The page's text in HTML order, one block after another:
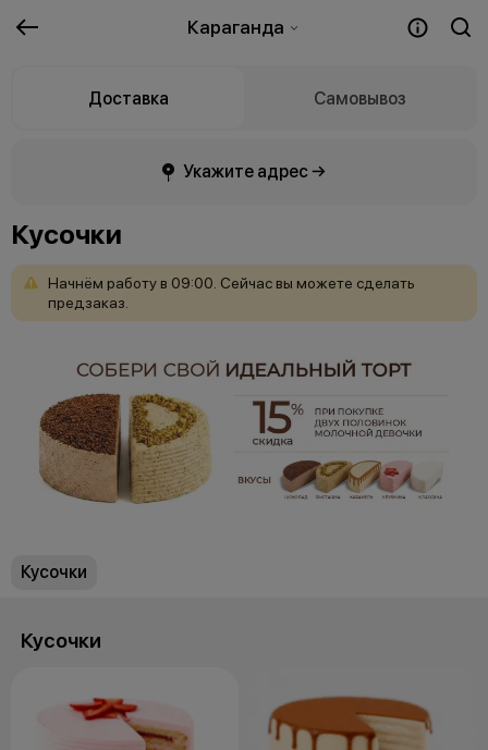
Караганда
Доставка Самовывоз
Укажите адрес →
Кусочки
Начнём работу в 09:00. Сейчас вы можете сделать
предзаказ.
Кусочки
Кусочки